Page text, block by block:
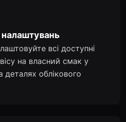
всі доступні
на власний смак у
деталях облікового